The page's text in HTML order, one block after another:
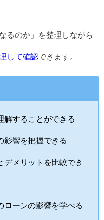
るのか」を整理しながら
して確認できます。
解することができる
影響を把握できる
デメリットを比較でき
ローンの影響を学べる